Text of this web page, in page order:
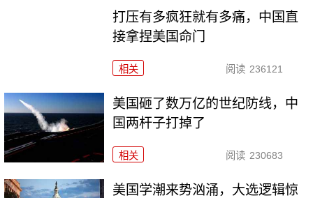
打压有多疯狂就有多痛，中国直
接拿捏美国命门
相关 阅读 236121
美国砸了数万亿的世纪防线，中
国两杆子打掉了
相关 阅读 230683
美国学潮来势汹涌，大选逻辑惊